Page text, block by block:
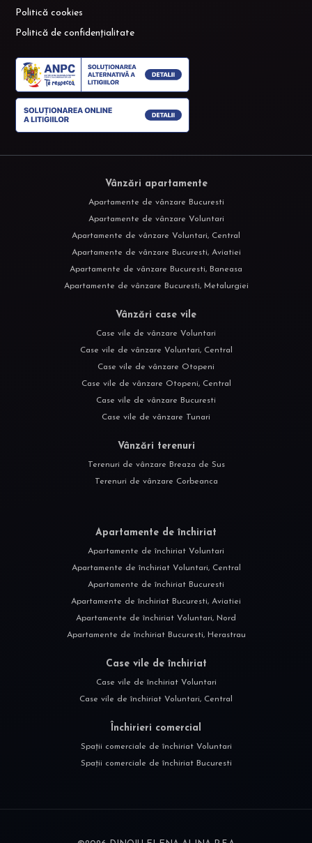
Politică cookies
Politică de confidențialitate
Vânzări apartamente
Apartamente de vânzare Bucuresti
Apartamente de vânzare Voluntari
Apartamente de vânzare Voluntari, Central
Apartamente de vânzare Bucuresti, Aviatiei
Apartamente de vânzare Bucuresti, Baneasa
Apartamente de vânzare Bucuresti, Metalurgiei
Vânzări case vile
Case vile de vânzare Voluntari
Case vile de vânzare Voluntari, Central
Case vile de vânzare Otopeni
Case vile de vânzare Otopeni, Central
Case vile de vânzare Bucuresti
Case vile de vânzare Tunari
Vânzări terenuri
Terenuri de vânzare Breaza de Sus
Terenuri de vânzare Corbeanca
Apartamente de închiriat
Apartamente de închiriat Voluntari
Apartamente de închiriat Voluntari, Central
Apartamente de închiriat Bucuresti
Apartamente de închiriat Bucuresti, Aviatiei
Apartamente de închiriat Voluntari, Nord
Apartamente de închiriat Bucuresti, Herastrau
Case vile de închiriat
Case vile de închiriat Voluntari
Case vile de închiriat Voluntari, Central
Închirieri comercial
Spații comerciale de închiriat Voluntari
Spații comerciale de închiriat Bucuresti